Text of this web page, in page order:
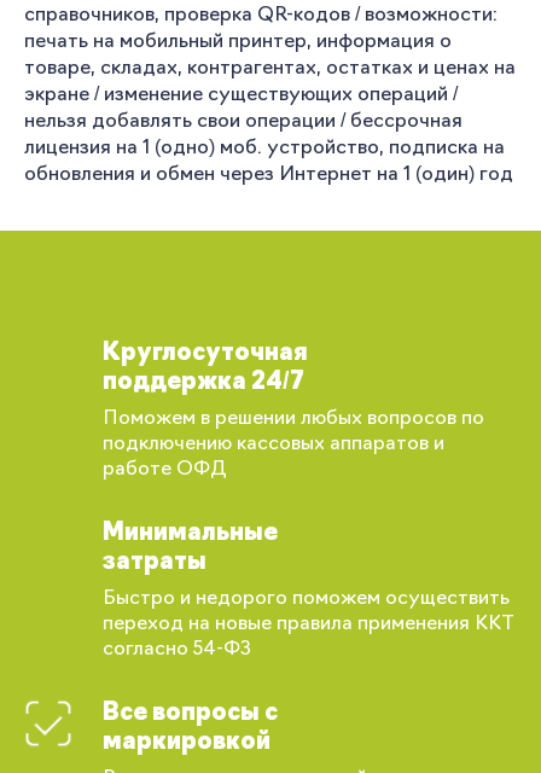
справочников, проверка QR-кодов / возможности:
печать на мобильный принтер, информация о
товаре, складах, контрагентах, остатках и ценах на
экране / изменение существующих операций /
нельзя добавлять свои операции / бессрочная
лицензия на 1 (одно) моб. устройство, подписка на
обновления и обмен через Интернет на 1 (один) год
Круглосуточная
поддержка 24/7
Поможем в решении любых вопросов по
подключению кассовых аппаратов и
работе ОФД
Минимальные
затраты
Быстро и недорого поможем осуществить
переход на новые правила применения ККТ
согласно 54-ФЗ
Все вопросы с
маркировкой